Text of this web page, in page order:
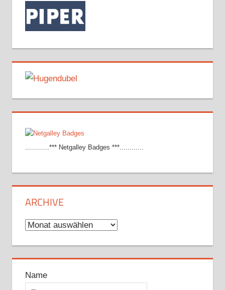
............*** Netgalley Badges ***............
ARCHIVE
Archive
Name